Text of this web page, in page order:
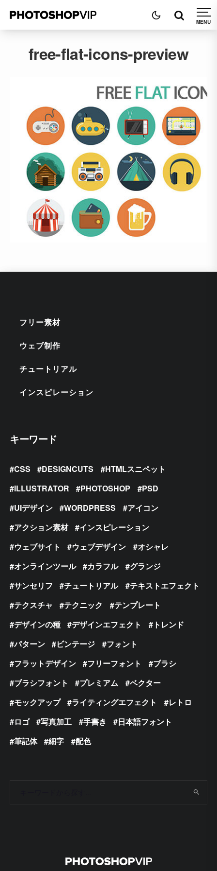
free-flat-icons-preview
フリー素材
ウェブ制作
チュートリアル
インスピレーション
キーワード
CSS DESIGNCUTS
HTMLスニペット
ILLUSTRATOR
PHOTOSHOP
PSD
UIデザイン
WORDPRESS
アイコン
アクション素材
インスピレーション
ウェブサイト
ウェブデザイン
オシャレ
オンラインツール
カラフル
グランジ
サンセリフ
チュートリアル
テキストエフェクト
テクスチャ
テクニック
テンプレート
デザインの種
デザインエフェクト
トレンド
パターン
ビンテージ
フォント
フラットデザイン
フリーフォント
ブラシ
ブラシフォント
プレミアム
ベクター
モックアップ
ライティングエフェクト
レトロ
ロゴ
写真加工 手書き
日本語フォント
筆記体
細字 配色